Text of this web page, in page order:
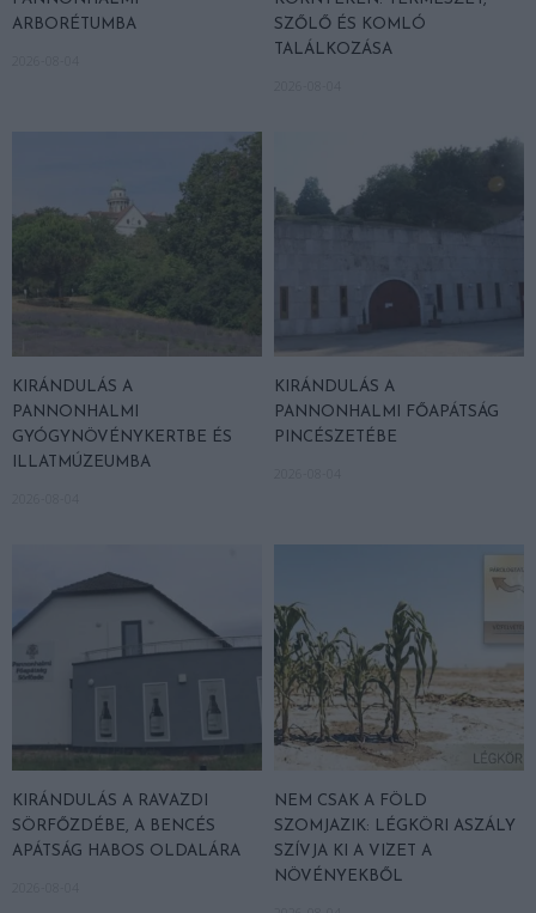
ARBORÉTUMBA
SZŐLŐ ÉS KOMLÓ
TALÁLKOZÁSA
KIRÁNDULÁS A
PANNONHALMI
GYÓGYNÖVÉNYKERTBE ÉS
ILLATMÚZEUMBA
KIRÁNDULÁS A
PANNONHALMI FŐAPÁTSÁG
PINCÉSZETÉBE
KIRÁNDULÁS A RAVAZDI
SÖRFŐZDÉBE, A BENCÉS
APÁTSÁG HABOS OLDALÁRA
NEM CSAK A FÖLD
SZOMJAZIK: LÉGKÖRI ASZÁLY
SZÍVJA KI A VIZET A
NÖVÉNYEKBŐL